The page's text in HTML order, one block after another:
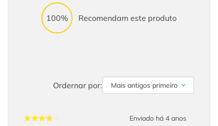
100% Recomendam este produto
Ordernar por: Mais antigos primeiro
Enviado há 4 anos